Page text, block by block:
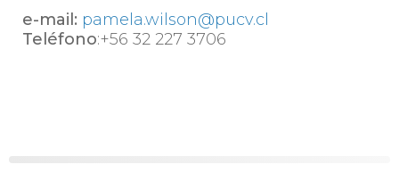
e-mail: pamela.wilson@pucv.cl
Teléfono:+56 32 227 3706